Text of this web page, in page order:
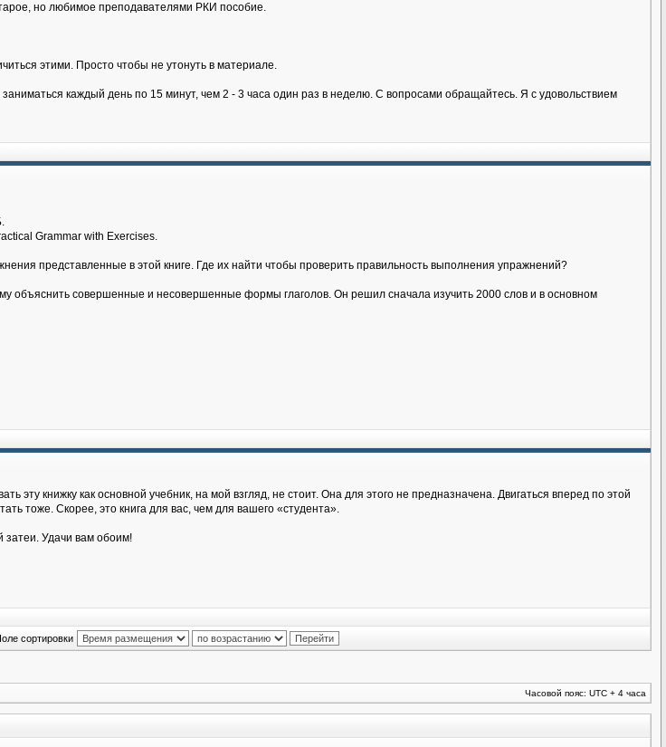
но любимое преподавателями РКИ пособие.
этими. Просто чтобы не утонуть в материале.
каждый день по 15 минут, чем 2 - 3 часа один раз в неделю. С вопросами обращайтесь. Я с удовольствием
Grammar with Exercises.
представленные в этой книге. Где их найти чтобы проверить правильность выполнения упражнений?
объяснить совершенные и несовершенные формы глаголов. Он решил сначала изучить 2000 слов и в основном
эту книжку как основной учебник, на мой взгляд, не стоит. Она для этого не предназначена. Двигаться вперед по этой
тоже. Скорее, это книга для вас, чем для вашего «студента».
затеи. Удачи вам обоим!
сортировки
Часовой пояс: UTC + 4 часа